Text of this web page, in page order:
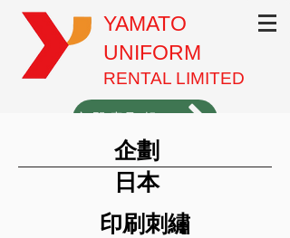
YAMATO
UNIFORM
RENTAL LIMITED
立即索取報價（1分鐘填表）
3620-3701
企劃
日本
印刷刺繡